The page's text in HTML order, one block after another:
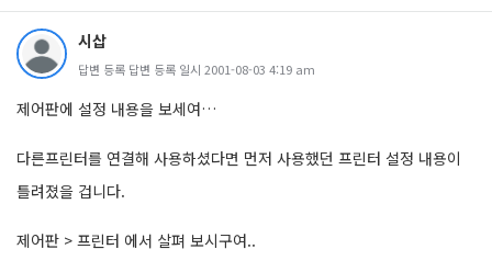
시삽
답변 등록 답변 등록 일시 2001-08-03 4:19 am
제어판에 설정 내용을 보세여…
다른프린터를 연결해 사용하셨다면 먼저 사용했던 프린터 설정 내용이
틀려졌을 겁니다.
제어판 > 프린터 에서 살펴 보시구여..